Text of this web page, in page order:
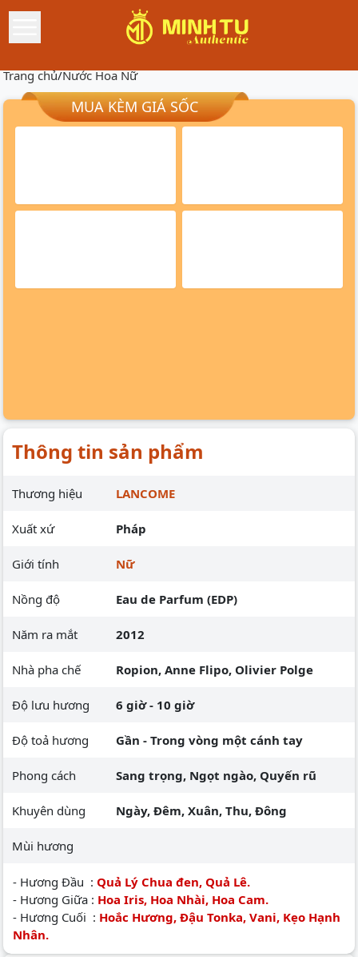
Trang chủ/Nước Hoa Nữ
MUA KÈM GIÁ SỐC
Thông tin sản phẩm
Thương hiệu LANCOME
Xuất xứ Pháp
Giới tính Nữ
Nồng độ Eau de Parfum (EDP)
Năm ra mắt 2012
Nhà pha chế Ropion, Anne Flipo, Olivier Polge
Độ lưu hương 6 giờ - 10 giờ
Độ toả hương Gần - Trong vòng một cánh tay
Phong cách Sang trọng, Ngọt ngào, Quyến rũ
Khuyên dùng Ngày, Đêm, Xuân, Thu, Đông
Mùi hương
- Hương Đầu : Quả Lý Chua đen, Quả Lê.
- Hương Giữa : Hoa Iris, Hoa Nhài, Hoa Cam.
- Hương Cuối : Hoắc Hương, Đậu Tonka, Vani, Kẹo Hạnh
Nhân.